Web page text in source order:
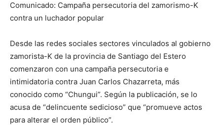
Comunicado: Campaña persecutoria del zamorismo-K
contra un luchador popular
Desde las redes sociales sectores vinculados al gobierno
zamorista-K de la provincia de Santiago del Estero
comenzaron con una campaña persecutoria e
intimidatoria contra Juan Carlos Chazarreta, más
conocido como “Chungui”. Según la publicación, se lo
acusa de “delincuente sedicioso” que “promueve actos
para alterar el orden público”.